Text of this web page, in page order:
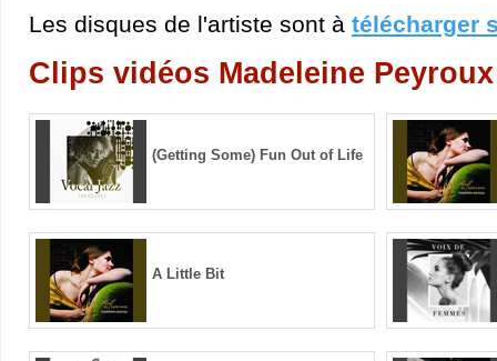
Les disques de l'artiste sont à télécharger
Clips vidéos Madeleine Peyroux
(Getting Some) Fun Out of Life
A Little Bit